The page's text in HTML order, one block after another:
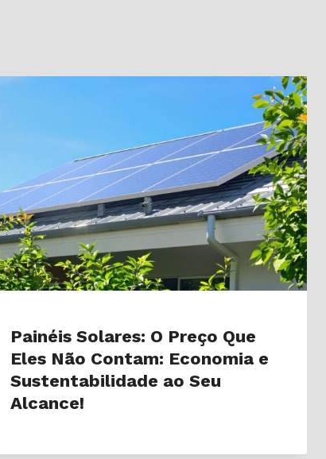
Painéis Solares: O Preço Que
Eles Não Contam: Economia e
Sustentabilidade ao Seu
Alcance!